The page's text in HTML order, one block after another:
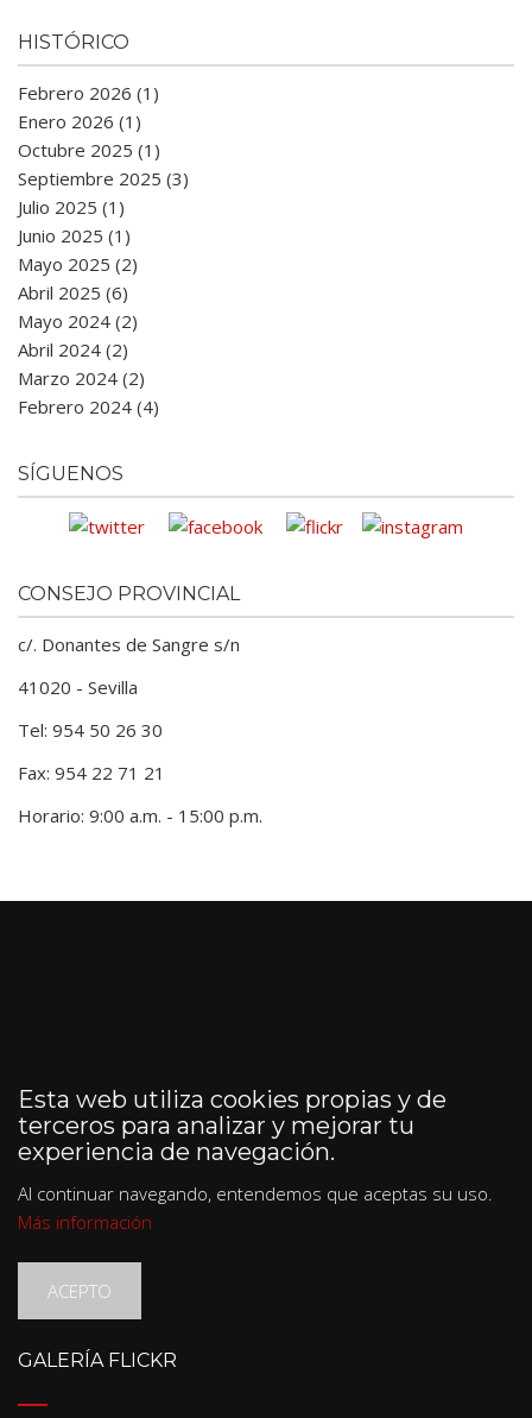
HISTÓRICO
Febrero 2026 (1)
Enero 2026 (1)
Octubre 2025 (1)
Septiembre 2025 (3)
Julio 2025 (1)
Junio 2025 (1)
Mayo 2025 (2)
Abril 2025 (6)
Mayo 2024 (2)
Abril 2024 (2)
Marzo 2024 (2)
Febrero 2024 (4)
SÍGUENOS
CONSEJO PROVINCIAL
c/. Donantes de Sangre s/n
41020 - Sevilla
Tel: 954 50 26 30
Fax: 954 22 71 21
Horario: 9:00 a.m. - 15:00 p.m.
Esta web utiliza cookies propias y de
terceros para analizar y mejorar tu
experiencia de navegación.
Al continuar navegando, entendemos que aceptas su uso.
Más información
ACEPTO
GALERÍA FLICKR